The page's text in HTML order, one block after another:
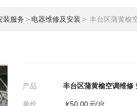
装服务 > 电器维修及安装 > 丰台区蒲黄榆
产品 丰台区蒲黄榆空调维修
单价 ￥50.00元/台